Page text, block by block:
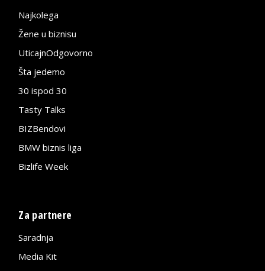
Najkolega
Žene u biznisu
UticajnOdgovorno
Šta jedemo
30 ispod 30
Tasty Talks
BIZBendovi
BMW biznis liga
Bizlife Week
Za partnere
Saradnja
Media Kit